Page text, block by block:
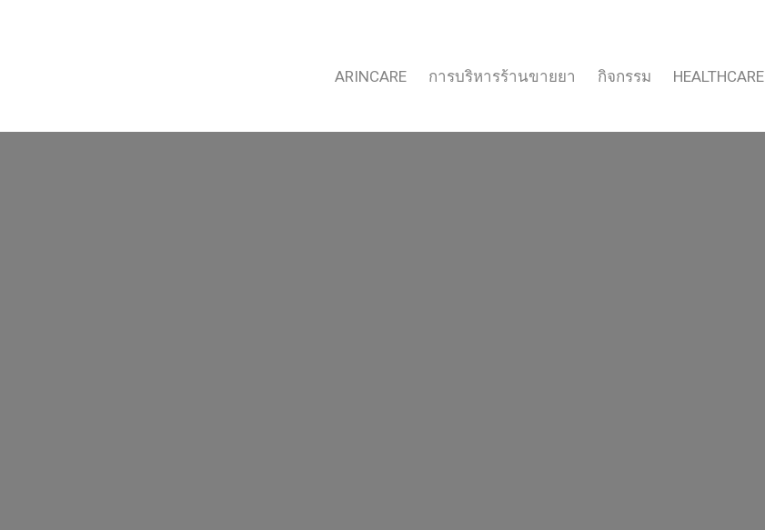
ARINCARE การบริหารร้านขายยา กิจกรรม HEALTHCARE